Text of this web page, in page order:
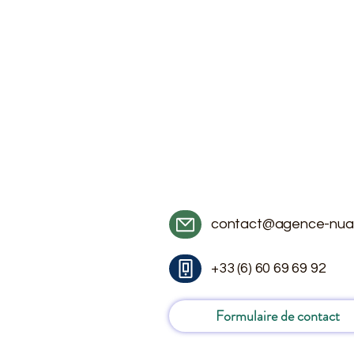
contact@agence-
+33 (6) 60 69 69 92
Formulaire de contact